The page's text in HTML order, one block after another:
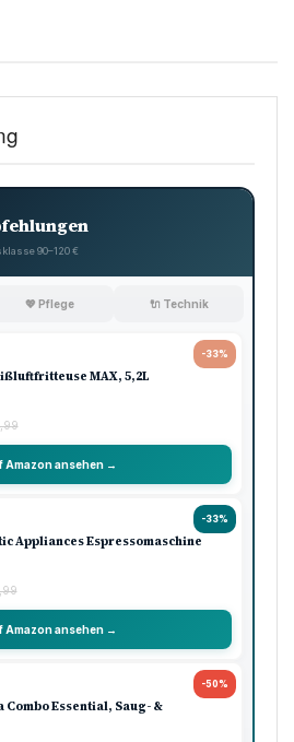
90–120 €
💖 Pflege 🔌 Technik
-33%
MAX, 5,2L
Amazon ansehen →
-33%
Appliances Espressomaschine
Amazon ansehen →
-50%
Combo Essential, Saug- &